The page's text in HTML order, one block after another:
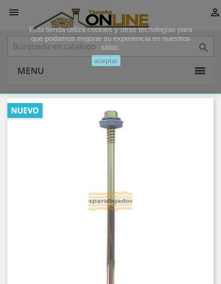
 

MENU
NUEVO
Esta tienda utiliza cookies y otras tecnologías para
que podamos mejorar su experiencia en nuestros
sitios.
aceptar